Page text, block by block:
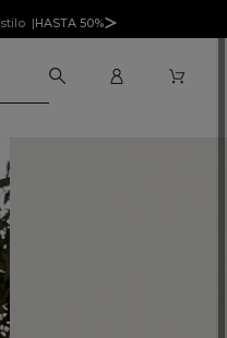
|HASTA 50%